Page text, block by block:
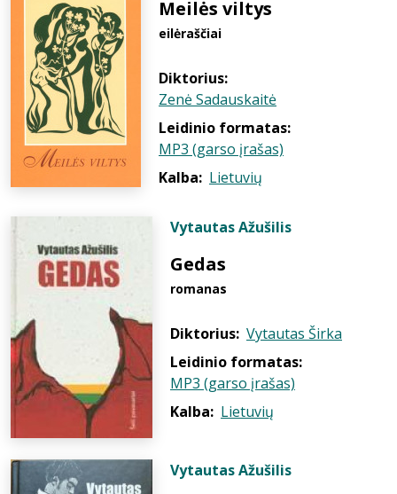
Meilės viltys
eilėraščiai
Diktorius:
Zenė Sadauskaitė
Leidinio formatas:
MP3 (garso įrašas)
Kalba: Lietuvių
Vytautas Ažušilis
Gedas
romanas
Diktorius: Vytautas Širka
Leidinio formatas:
MP3 (garso įrašas)
Kalba: Lietuvių
Vytautas Ažušilis